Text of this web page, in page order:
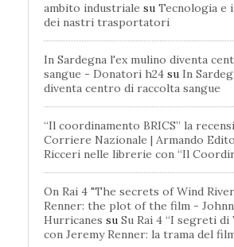
ambito industriale su Tecnologia e
dei nastri trasportatori
In Sardegna l'ex mulino diventa
sangue - Donatori h24 su In
diventa centro di raccolta sangue
“Il coordinamento BRICS” la
Corriere Nazionale | Armando
Ricceri nelle librerie con “Il
On Rai 4 "The secrets of Wind
Renner: the plot of the film -
Hurricanes su Su Rai 4 “I segreti di
con Jeremy Renner: la trama del